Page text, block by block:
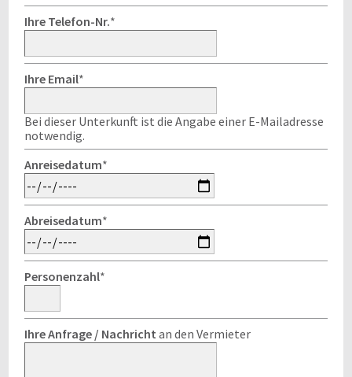
Ihre Telefon-Nr.*
Ihre Email*
Bei dieser Unterkunft ist die Angabe einer E-Mailadresse
notwendig.
Anreisedatum*
Abreisedatum*
Personenzahl*
Ihre Anfrage / Nachricht an den Vermieter